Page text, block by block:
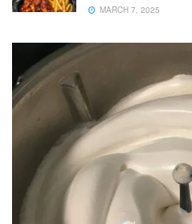
MARCH 7, 2025